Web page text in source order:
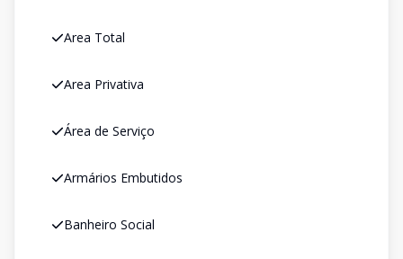
Area Total
Area Privativa
Área de Serviço
Armários Embutidos
Banheiro Social